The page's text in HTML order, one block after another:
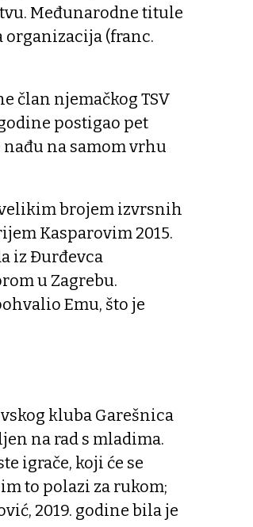
Međunarodne titule
organizacija (franc.
član njemačkog TSV
postigao pet
nađu na samom vrhu
velikim brojem izvrsnih
Kasparovim 2015.
iz Đurđevca
u Zagrebu.
Emu, što je
kluba Garešnica
na rad s mladima.
igrače, koji će se
to polazi za rukom;
2019. godine bila je